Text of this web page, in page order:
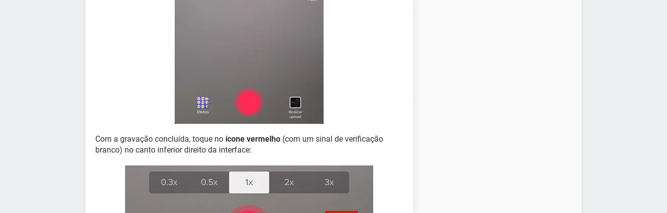
Com a gravação concluída, toque no ícone vermelho (com um sinal de verificação
branco) no canto inferior direito da interface: